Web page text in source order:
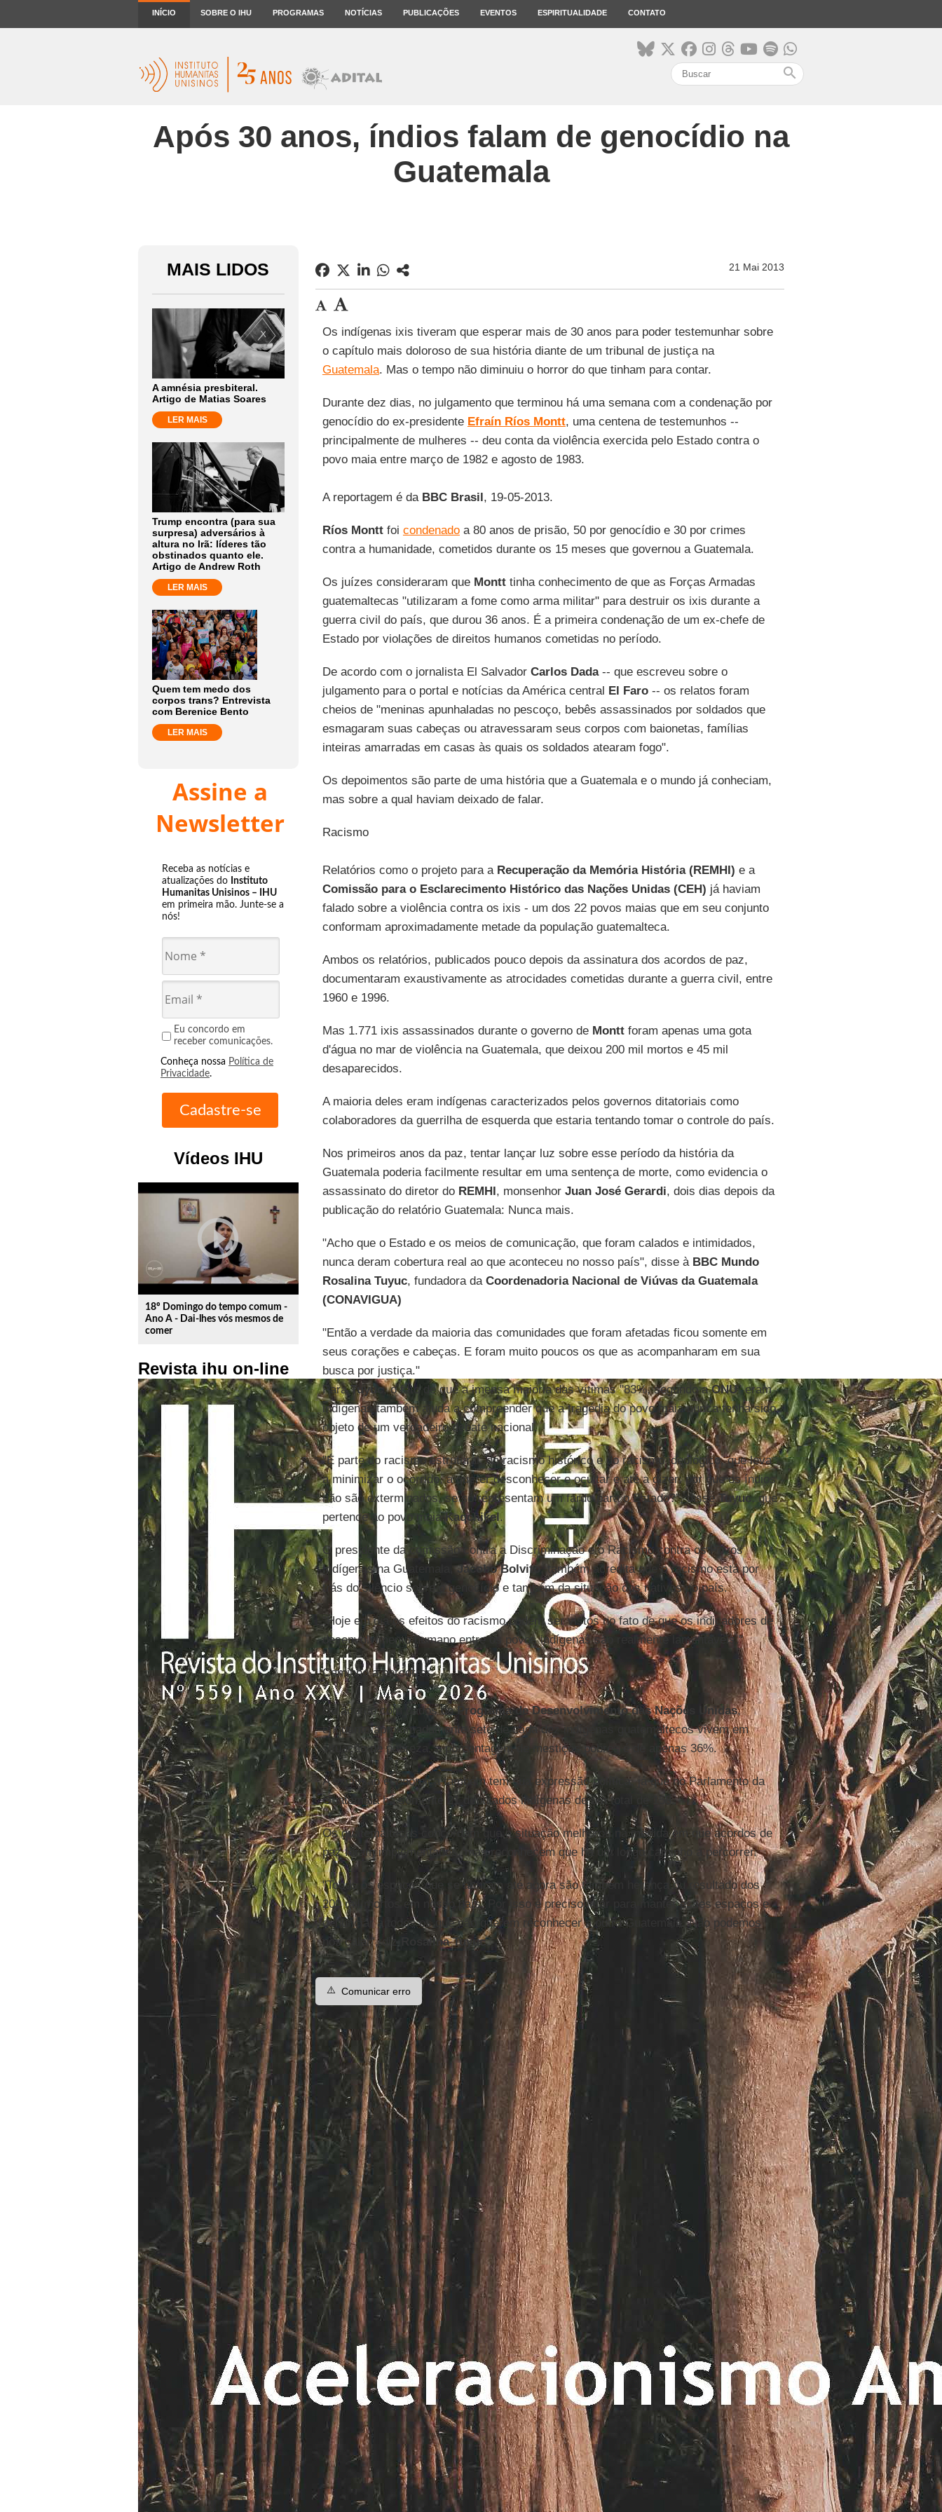
INÍCIO SOBRE O IHU PROGRAMAS NOTÍCIAS PUBLICAÇÕES EVENTOS ESPIRITUALIDADE CONTATO
search
Após 30 anos, índios falam de genocídio na
Guatemala
MAIS LIDOS
A amnésia presbiteral.
Artigo de Matias Soares
LER MAIS
Trump encontra (para sua
surpresa) adversários à
altura no Irã: líderes tão
obstinados quanto ele.
Artigo de Andrew Roth
LER MAIS
Quem tem medo dos
corpos trans? Entrevista
com Berenice Bento
LER MAIS
Assine a
Newsletter
Receba as notícias e
atualizações do Instituto
Humanitas Unisinos – IHU
em primeira mão. Junte-se a
nós!
Eu concordo em
receber comunicações.
Conheça nossa Política de
Privacidade.
Vídeos IHU
play_circle_outline
18º Domingo do tempo comum -
Ano A - Dai-lhes vós mesmos de
comer
Revista ihu on-line
21 Mai 2013
Os indígenas ixis tiveram que esperar mais de 30 anos para poder testemunhar sobre
o capítulo mais doloroso de sua história diante de um tribunal de justiça na
Guatemala. Mas o tempo não diminuiu o horror do que tinham para contar.
Durante dez dias, no julgamento que terminou há uma semana com a condenação por
genocídio do ex-presidente Efraín Ríos Montt, uma centena de testemunhos --
principalmente de mulheres -- deu conta da violência exercida pelo Estado contra o
povo maia entre março de 1982 e agosto de 1983.
A reportagem é daBBC Brasil, 19-05-2013.
Ríos Monttfoi condenadoa 80 anos de prisão, 50 por genocídio e 30 por crimes
contra a humanidade, cometidos durante os 15 meses que governou a Guatemala.
Os juízes consideraram que Montttinha conhecimento de que as Forças Armadas
guatemaltecas "utilizaram a fome como arma militar" para destruir os ixis durante a
guerra civil do país, que durou 36 anos. É a primeira condenação de um ex-chefe de
Estado por violações de direitos humanos cometidas no período.
De acordo com o jornalista El Salvador Carlos Dada-- que escreveu sobre o
julgamento para o portal e notícias da América central El Faro-- os relatos foram
cheios de "meninas apunhaladas no pescoço, bebês assassinados por soldados que
esmagaram suas cabeças ou atravessaram seus corpos com baionetas, famílias
inteiras amarradas em casas às quais os soldados atearam fogo".
Os depoimentos são parte de uma história que a Guatemala e o mundo já conheciam,
mas sobre a qual haviam deixado de falar.
Racismo
Relatórios como o projeto para a Recuperação da Memória História (REMHI) e a
Comissão para o Esclarecimento Histórico das Nações Unidas (CEH) já haviam
falado sobre a violência contra os ixis - um dos 22 povos maias que em seu conjunto
conformam aproximadamente metade da população guatemalteca.
Ambos os relatórios, publicados pouco depois da assinatura dos acordos de paz,
documentaram exaustivamente as atrocidades cometidas durante a guerra civil, entre
1960 e 1996.
Mas 1.771 ixis assassinados durante o governo de Monttforam apenas uma gota
d'água no mar de violência na Guatemala, que deixou 200 mil mortos e 45 mil
desaparecidos.
A maioria deles eram indígenas caracterizados pelos governos ditatoriais como
colaboradores da guerrilha de esquerda que estaria tentando tomar o controle do país.
Nos primeiros anos da paz, tentar lançar luz sobre esse período da história da
Guatemala poderia facilmente resultar em uma sentença de morte, como evidencia o
assassinato do diretor do REMHI, monsenhor Juan José Gerardi, dois dias depois da
publicação do relatório Guatemala: Nunca mais.
"Acho que o Estado e os meios de comunicação, que foram calados e intimidados,
nunca deram cobertura real ao que aconteceu no nosso país", disse à BBC Mundo
Rosalina Tuyuc, fundadora da Coordenadoria Nacional de Viúvas da Guatemala
(CONAVIGUA)
"Então a verdade da maioria das comunidades que foram afetadas ficou somente em
seus corações e cabeças. E foram muito poucos os que as acompanharam em sua
busca por justiça."
ParaTuyuc, o fato de que a imensa maioria das vítimas "83%, segundo aONU" eram
indígenas também ajuda a compreender que a tragédia do povo maia nunca tenha sido
objeto de um verdadeiro debate nacional.
"É parte do racismo estrutural, do racismo histórico e do racismo ideológico, que leva
a minimizar o ocorrido, a querer desconhecer e ocultar e até a dizer: por que os índios
não são exterminados, se só representam um fardo para o Estado?", disseTuyuc, que
pertence ao povo maiaKaqchikel.
O presidente da comissão contra a Discriminação e o Racismo contra os Povos
Indígenas na Guatemala,Jacobo Bolvito, também acredita que o racismo está por
trás do silêncio sobre o genocídio e também da situação dos nativos no país.
"Hoje em dia os efeitos do racismo podem ser vistos no fato de que os indicadores de
desenvolvimento humano entre os povos indígenas são realmente lamentáveis."
Caminho a percorrer
De acordo com dados doPrograma de Desenvolvimento das Nações Unidas,
enquanto aproximadamente sete de cada dez indígenas guatemaltecos vivem em
situação de pobreza, a porcentagem de mestiços pobres é de apenas 36%.
A exclusão econômica também tem sua expressão política, já que no Parlamento da
Guatemala há somente 21 deputados indígenas de um total de 158.
Os guatemaltecas concordam que a situação melhorou na medida em que acordos de
paz foram implementados, mas reconhecem que há um longo caminho a percorrer.
"Todos os espaços que se abriram até agora são também herança ou resultado dos
200 mil mortos em nosso país. Por isso é preciso lutar para manter esses espaços e
denunciar a todos os que não querem reconhecer a outra Guatemala. Não podemos
nos calar", diz
Rosalina Tuyuc.
⚠️ Comunicar erro